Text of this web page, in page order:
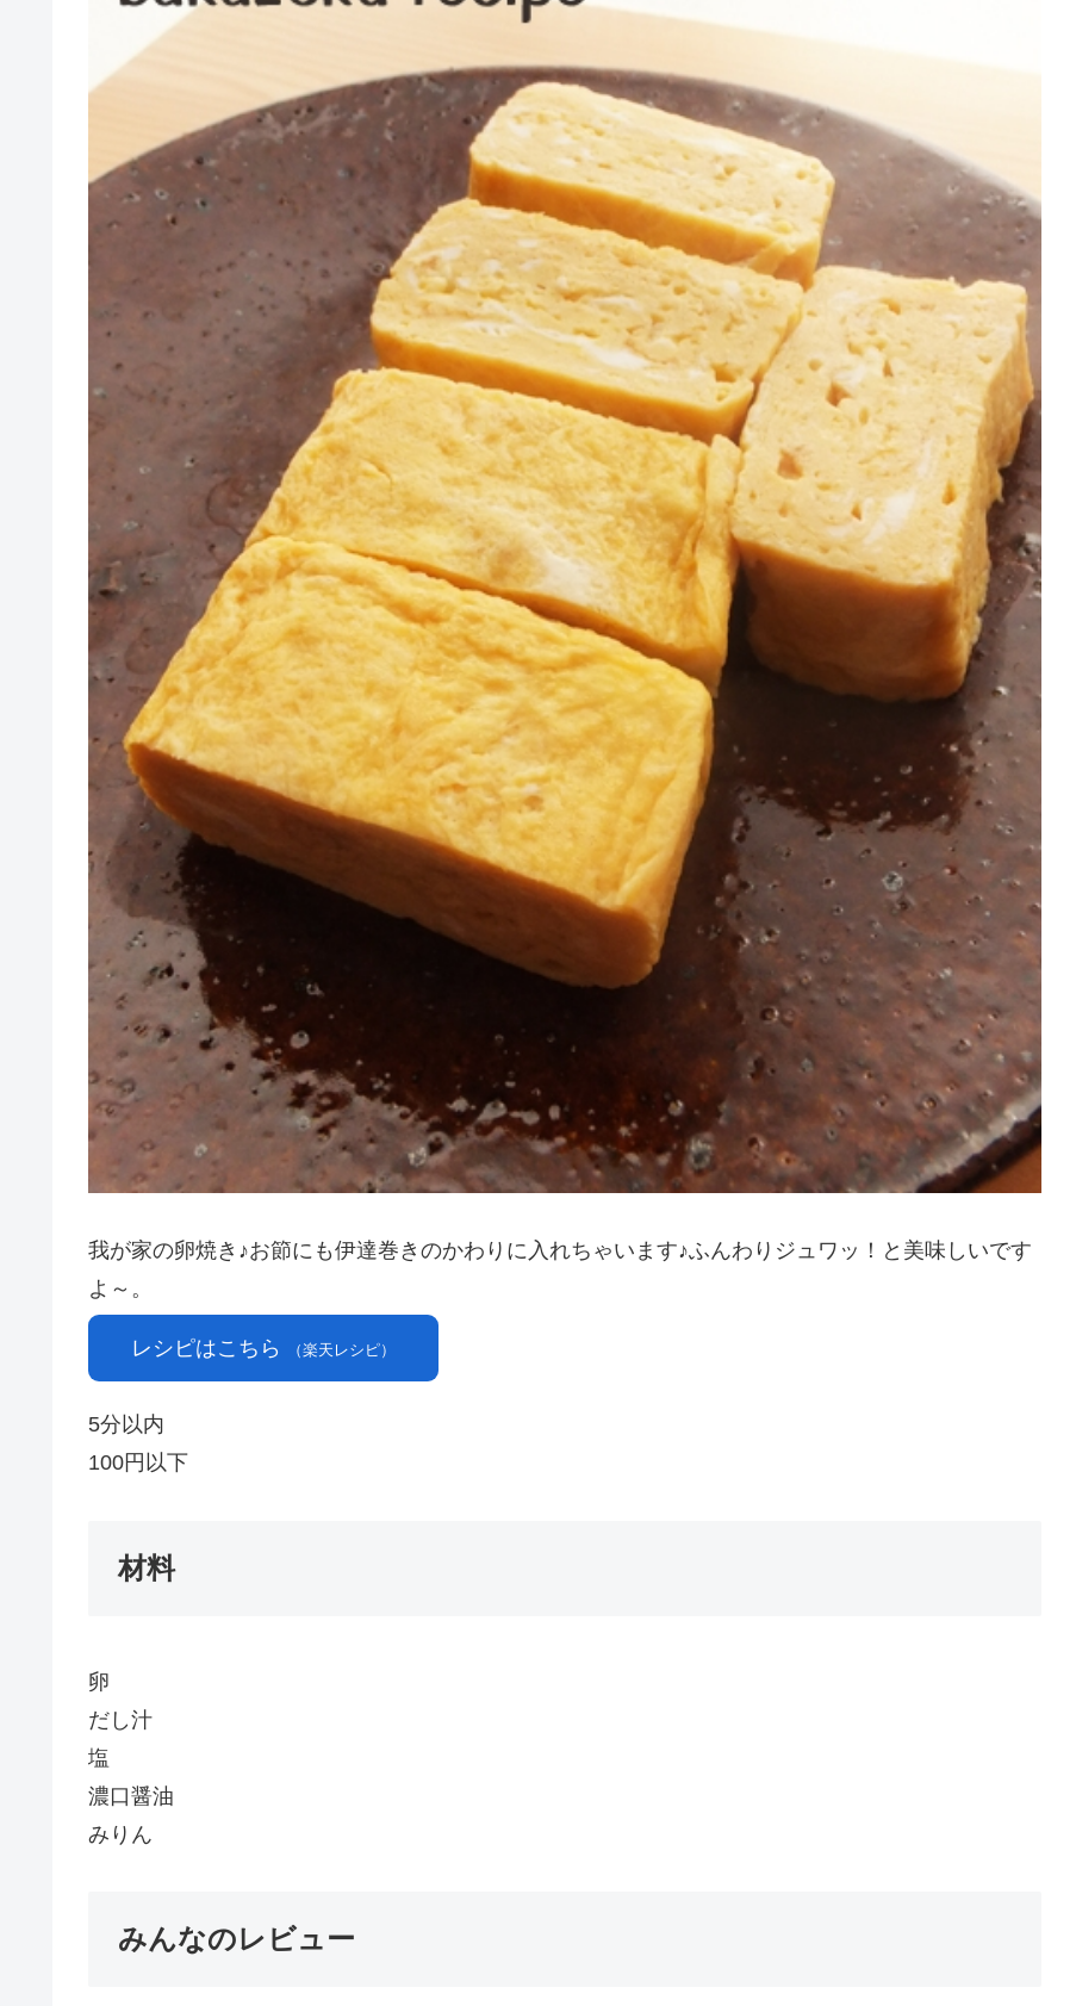
我が家の卵焼き♪お節にも伊達巻きのかわりに入れちゃいます♪ふんわりジュワッ！と美味しいです
よ～。
レシピはこちら （楽天レシピ）
5分以内
100円以下
材料
卵
だし汁
塩
濃口醤油
みりん
みんなのレビュー